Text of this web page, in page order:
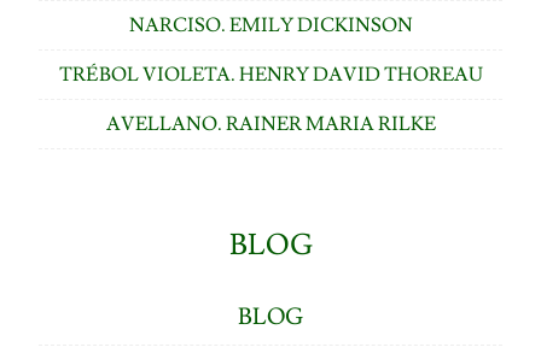
NARCISO. EMILY DICKINSON
TRÉBOL VIOLETA. HENRY DAVID THOREAU
AVELLANO. RAINER MARIA RILKE
BLOG
BLOG